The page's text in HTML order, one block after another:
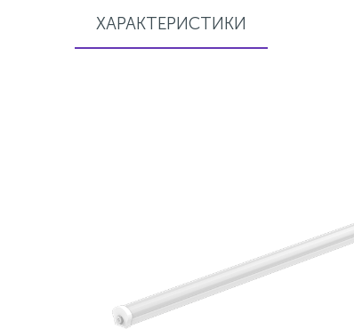
ХАРАКТЕРИСТИКИ